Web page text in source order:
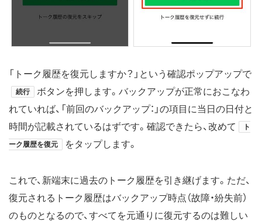
「トーク履歴を復元しますか？」という確認ポップアップで
続行
ボタンを押します。バックアップが正常におこなわ
れていれば、「前回のバックアップ：」の項目に当日の日付と
時間が記載されているはずです。確認できたら、改めて
ト
ーク履歴を復元 をタップします。
これで、新端末に過去のトーク履歴を引き継げます。ただ、
復元されるトーク履歴はバックアップ時点（故障・紛失前）
のものとなるので、すべてを元通りに復元するのは難しい